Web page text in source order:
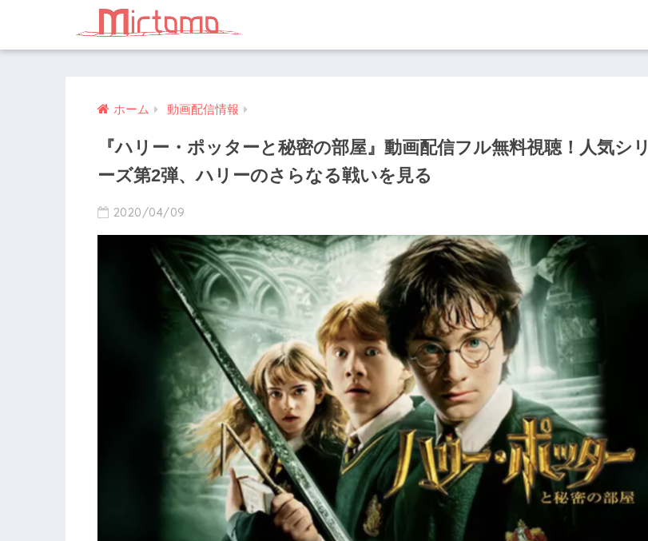
ホーム 動画配信情報
『ハリー・ポッターと秘密の部屋』動画配信フル無料視聴！人気シリ
ーズ第2弾、ハリーのさらなる戦いを見る
2020/04/09